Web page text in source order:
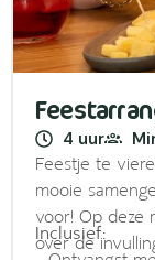
4 uur
Feestje te
mooie
voor! Op deze
over de
Inclusief: